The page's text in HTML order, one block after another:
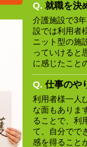
Q. 就職を決
介護施設で3
設では利用者
ニット型の施
っていけると
に感じたこと
Q. 仕事のや
利用者様一人
な面もありま
ることで、利
て、自分でで
感を得ること